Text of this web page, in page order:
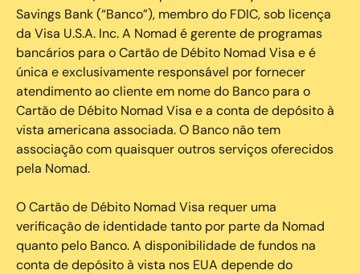
Savings Bank (“Banco”), membro do FDIC, sob licença
da Visa U.S.A. Inc. A Nomad é gerente de programas
bancários para o Cartão de Débito Nomad Visa e é
única e exclusivamente responsável por fornecer
atendimento ao cliente em nome do Banco para o
Cartão de Débito Nomad Visa e a conta de depósito à
vista americana associada. O Banco não tem
associação com quaisquer outros serviços oferecidos
pela Nomad.
O Cartão de Débito Nomad Visa requer uma
verificação de identidade tanto por parte da Nomad
quanto pelo Banco. A disponibilidade de fundos na
conta de depósito à vista nos EUA depende do